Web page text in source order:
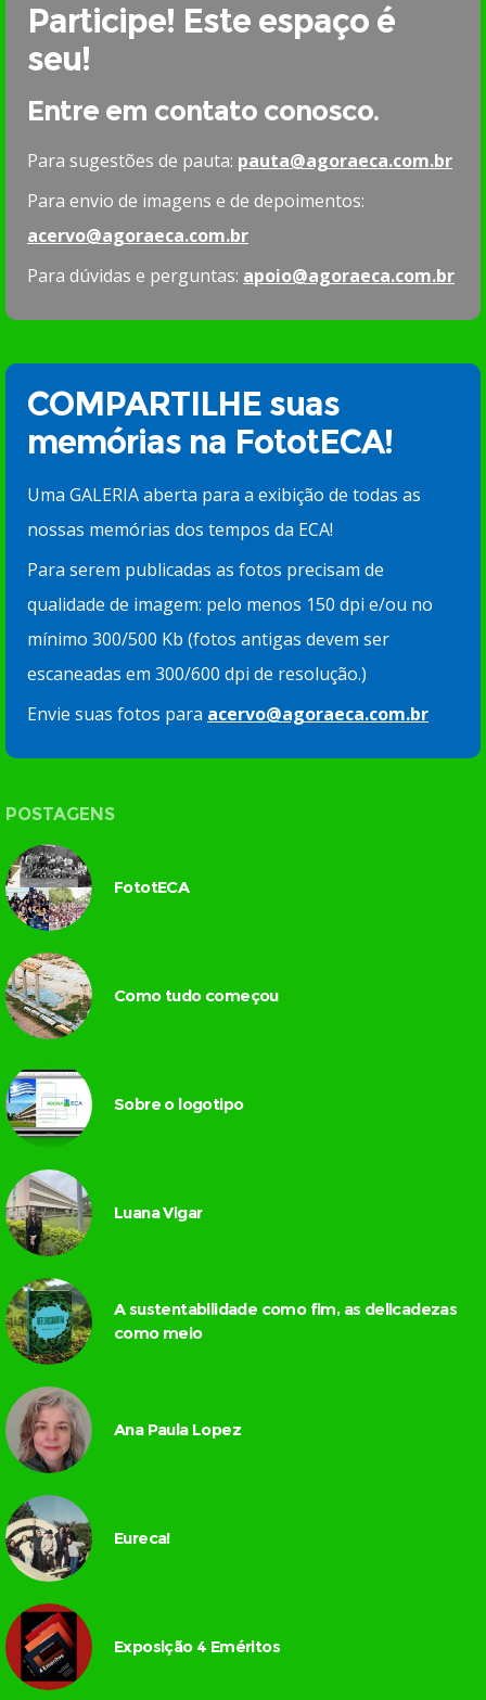
Participe! Este espaço é
seu!
Entre em contato conosco.
Para sugestões de pauta: pauta@agoraeca.com.br
Para envio de imagens e de depoimentos:
acervo@agoraeca.com.br
Para dúvidas e perguntas: apoio@agoraeca.com.br
COMPARTILHE suas
memórias na FototECA!
Uma GALERIA aberta para a exibição de todas as
nossas memórias dos tempos da ECA!
Para serem publicadas as fotos precisam de
qualidade de imagem: pelo menos 150 dpi e/ou no
mínimo 300/500 Kb (fotos antigas devem ser
escaneadas em 300/600 dpi de resolução.)
Envie suas fotos para acervo@agoraeca.com.br
POSTAGENS
FototECA
Como tudo começou
Sobre o logotipo
Luana Vigar
A sustentabilidade como fim, as delicadezas
como meio
Ana Paula Lopez
Eureca!
Exposição 4 Eméritos